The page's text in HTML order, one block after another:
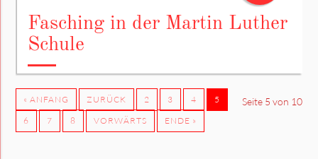
Fasching in der Martin Luther
Schule
Seite 5 von 10
« ANFANG ZURÜCK 2 3 4
5
6
7 8 VORWÄRTS ENDE »